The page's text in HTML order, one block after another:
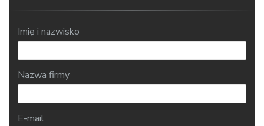
Imię i nazwisko
Nazwa firmy
E-mail